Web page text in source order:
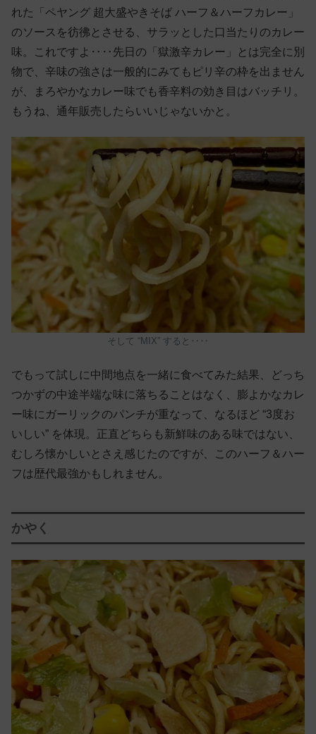
れた「ペヤング 超大盛やきそば ハーフ＆ハーフカレー」
のソースを彷彿とさせる、サラッとした口当たりのカレー
味。これですよ‥‥先日の「獄激辛カレー」とは完全に別
物で、辛味の強さは一般的にみてもピリ辛の枠を出ません
が、まろやかなカレー味でも香辛料の効き目はバッチリ。
もうね、通年販売したらいいじゃないかと。
そして “MIX” すると‥‥
でもって試しに中間地点を一緒に食べてみた結果、どっち
つかずの中途半端な味に落ちることはなく、膨よかなカレ
ー味にガーリックのパンチが重なって、なるほど “3度お
いしい” を体現。正直どちらも新鮮味のある味ではない、
むしろ懐かしいとさえ感じたのですが、このハーフ＆ハー
フは歴代最強かもしれません。
かやく